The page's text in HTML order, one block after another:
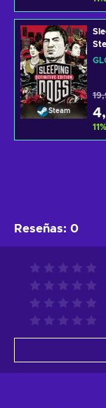
Steam
11%
Reseñas: 0